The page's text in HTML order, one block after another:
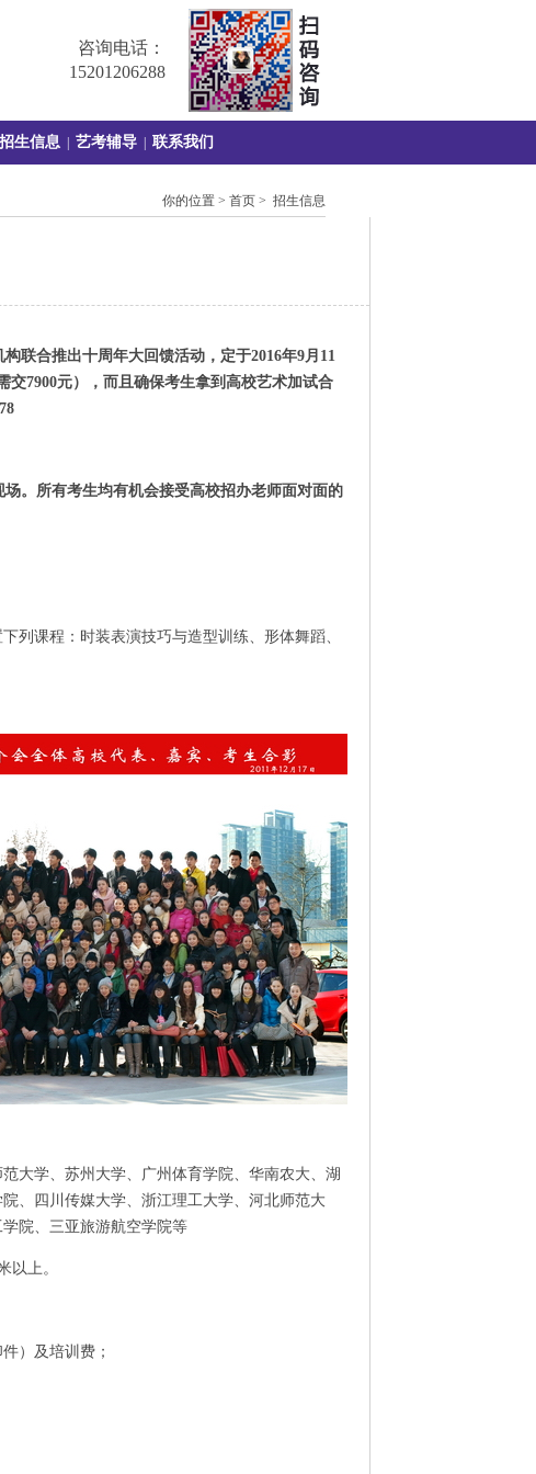
咨询电话：
15201206288
招生信息 艺考辅导 联系我们
你的位置 > 首页 > 招生信息
联合推出十周年大回馈活动，定于2016年9月 11
交7900元），而且确保考生拿到高校艺术加试合
场。所有考生均有机会接受高校招办老师面对面的
列课程：时装表演技巧与造型训练、形体舞蹈、
大学、苏州大学、广州体育学院、华南农大、湖
、四川传媒大学、浙江理工大学、河北师范大
院、三亚旅游航空学院等
以上。
）及培训费；